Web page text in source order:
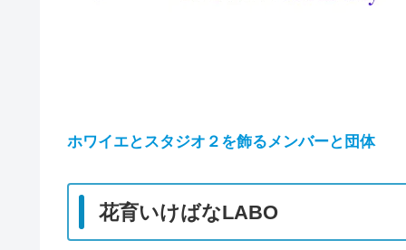
ホワイエとスタジオ２を飾るメンバーと団体
花育いけばなLABO